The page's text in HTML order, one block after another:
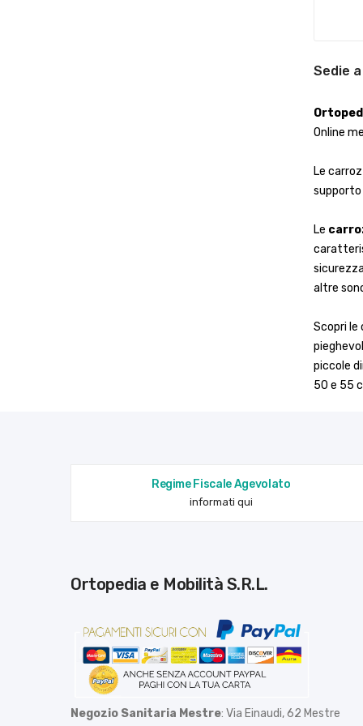
Sedie
Online
Le
supporto
Le
altre
Scopri le
piccole
50 e 55
Regime Fiscale Agevolato
informati qui
Ortopedia e Mobilità S.R.L.
Negozio Sanitaria Mestre: Via Einaudi, 62 Mestre